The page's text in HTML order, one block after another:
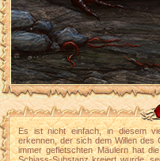
Es ist nicht einfach, in diesem
erkennen, der sich dem Willen
immer gefletschten Mäulern hat